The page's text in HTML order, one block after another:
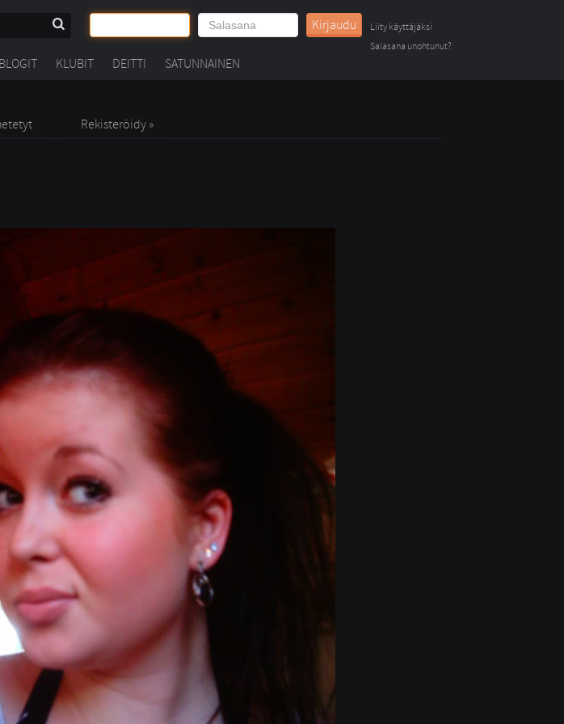
Kirjaudu
Liity käyttäjäksi
Salasana unohtunut?
BLOGIT KLUBIT DEITTI SATUNNAINEN
Rekisteröidy »